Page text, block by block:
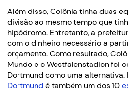
Além disso, Colônia tinha duas
divisão ao mesmo tempo que
hipódromo. Entretanto, a
com o dinheiro necessário a
orçamento. Como resultado,
Mundo e o Westfalenstadion foi
Dortmund como uma alternativa.
Dortmund é também um dos 10